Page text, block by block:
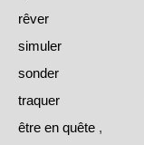
rêver
simuler
sonder
traquer
être en quête ,